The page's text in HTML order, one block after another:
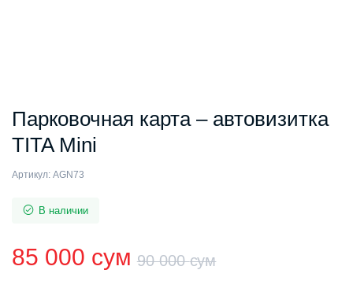
Парковочная карта – автовизитка
TITA Mini
Артикул: AGN73
В наличии
90 000сум
85 000 сум